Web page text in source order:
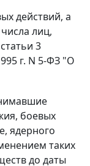
действий, а
лиц,
3
г. N 5-ФЗ "О
боевых
ядерного
таких
до даты